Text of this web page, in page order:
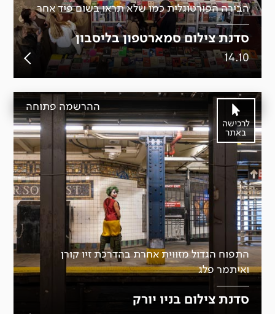
הבירה הפורטוגלית כמו שלא תראו בשום פיד אחר
סדנת צילום סמארטפון בליסבון
14.10
ההרשמה פתוחה
התפוח הגדול מזווית אחרת בהדרכת זיו קורן
ואיתמר פלג
סדנת צילום בניו יורק
לרכישה
באתר